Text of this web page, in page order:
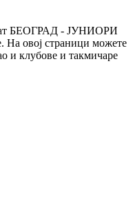
БЕОГРАД - ЈУНИОРИ
На овој страници можете
и клубове и такмичаре